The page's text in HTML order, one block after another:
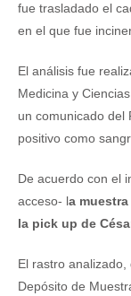
fue trasladado el
en el que fue
El análisis fue
Medicina y
un comunicado del
positivo como
De acuerdo con el
acceso- la
la pick up de
El rastro
Depósito de